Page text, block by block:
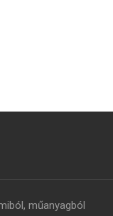
műanyagból